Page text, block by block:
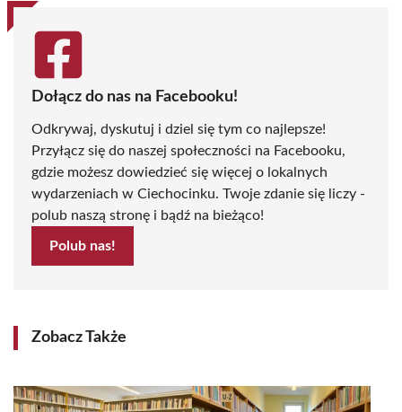
Dołącz do nas na Facebooku!
Odkrywaj, dyskutuj i dziel się tym co najlepsze!
Przyłącz się do naszej społeczności na Facebooku,
gdzie możesz dowiedzieć się więcej o lokalnych
wydarzeniach w Ciechocinku. Twoje zdanie się liczy -
polub naszą stronę i bądź na bieżąco!
Polub nas!
Zobacz Także